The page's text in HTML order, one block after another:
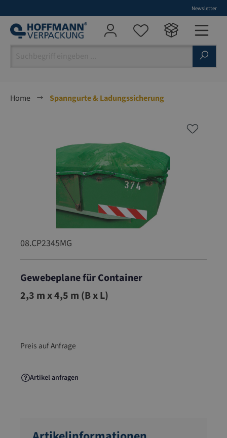
Newsletter
Home
Spanngurte & Ladungssicherung
08.CP2345MG
Gewebeplane für Container
08.CP2345MG
2,3 m x 4,5 m (B x L)
Preis auf Anfrage
Artikel anfragen